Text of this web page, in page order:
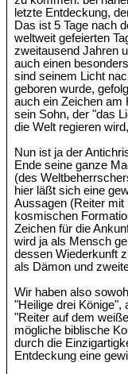
letzte Entdeckung,
Das ist 5 Tage nach
weltweit gefeierten
zweitausend Jahren
auch einen
sind seinem Licht
geboren wurde,
auch ein Zeichen am
sein Sohn, der "das
die Welt regieren
Nun ist ja der
Ende seine ganze
(des
hier läßt sich eine
Aussagen (Reiter mit
kosmischen
Zeichen für die
wird ja als Mensch
dessen Wiederkunft
als Dämon und
Wir haben also
"Heilige drei Könige",
"Reiter auf dem
mögliche biblische
durch die
Entdeckung eine